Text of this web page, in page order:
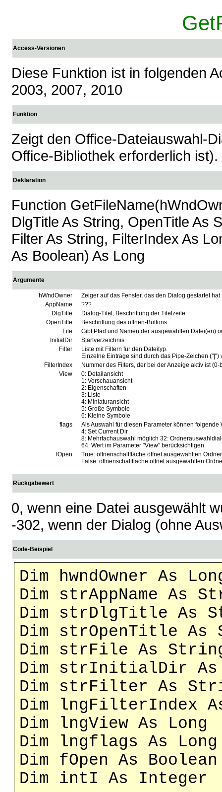
Access-Versionen
Diese Funktion ist in folgenden
2003, 2007, 2010
Funktion
Zeigt den Office-Dateiauswahl-
Office-Bibliothek erforderlich ist).
Deklaration
Function
DlgTitle As String, OpenTitle As
Filter As String, FilterIndex As
As Boolean) As Long
Argumente
hWndOwner
Zeiger auf das Fenster, das den Dialog gestartet hat
AppName
???
DlgTitle
Dialog-Titel, Beschriftung der Titelzeile
OpenTitle
Beschriftung des öffnen-Buttons
File
Gibt Pfad und Namen der ausgewählten Datei(en)
InitialDir
Startverzeichnis
Filter
Liste mit Filtern für den Dateityp.
Einzelne Einträge sind durch das Pipe-Zeichen ("|")
FilterIndex
Nummer des Filters, der bei der Anzeige aktiv ist (0-
View
0: Detailansicht
1: Vorschauansicht
2: Eigenschaften
3: Liste
4: Miniaturansicht
5: Große Symbole
6: Kleine Symbole
flags
Als Auswahl für diesen Parameter können folgende
4: Set Current Dir
8: Mehrfachauswahl möglich 32:
64: Wert im Parameter "View" berücksichtigen
fOpen
True: öffnenschaltfläche öffnet ausgewählten Ordner
False: öffnenschaltfläche öffnet ausgewählten
Rückgabewert
0, wenn eine Datei ausgewählt
-302, wenn der Dialog (ohne
Code-Beispiel
Dim hwndOwner As
Dim strAppName As
Dim strDlgTitle As
Dim strOpenTitle As
Dim strFile As
Dim strInitialDir
Dim strFilter As
Dim lngFilterIndex
Dim lngView As Long
Dim lngflags As Long
Dim fOpen As Boolean
Dim intI As Integer